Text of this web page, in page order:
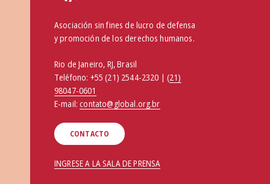
Asociación sin fines de lucro de defensa
y promoción de los derechos humanos.
Rio de Janeiro, RJ, Brasil
Teléfono: +55 (21) 2544-2320 | (21)
98047-0601
E-mail:contato@global.org.br
CONTACTO
INGRESE A LA SALA DE PRENSA